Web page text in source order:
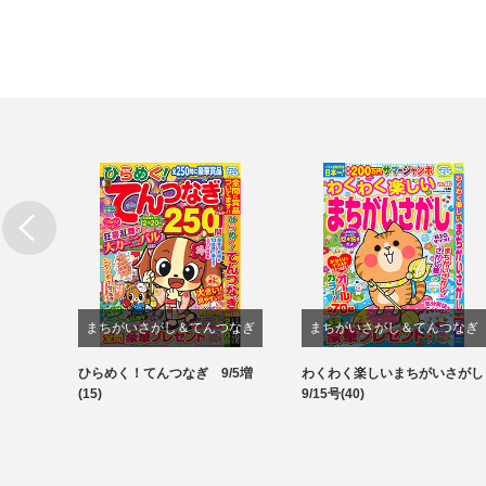
まちがいさがし＆てんつなぎ
パズル
ひらめく！てんつなぎ 9/5増
(15)
まちがいさがし＆てんつなぎ
パズル
わくわく楽しいまちがいさがし
9/15号(40)